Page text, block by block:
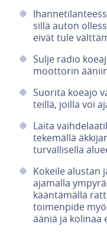
sillä auton
eivät tule
Sulje radio
moottorin
Suorita koeajo
teillä, joilla voi
Laita
tekemällä
turvallisella
Kokeile alustan
ajamalla
kääntämällä
toimenpide
ääniä ja kolinaa